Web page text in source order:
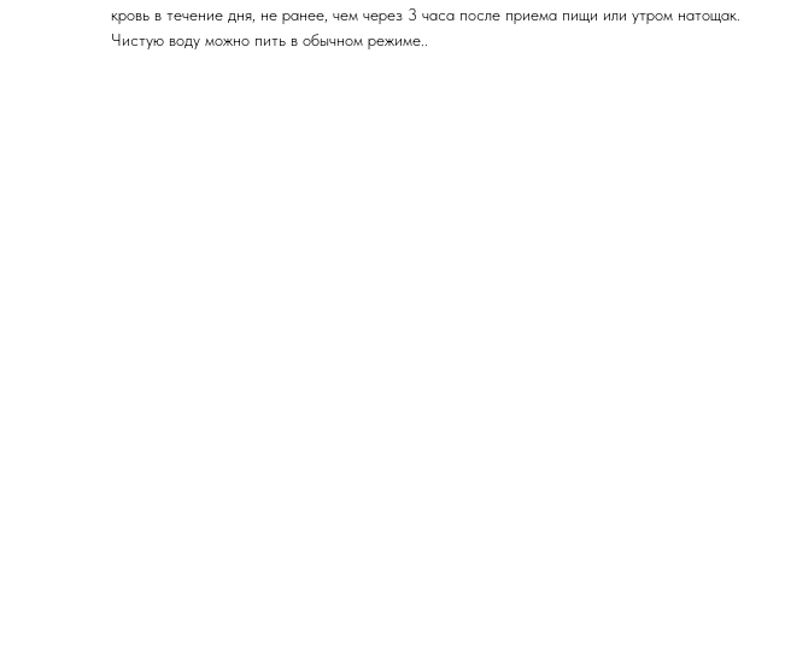
кровь в течение дня, не ранее, чем через 3 часа после приема пищи или утром натощак.
Чистую воду можно пить в обычном режиме..